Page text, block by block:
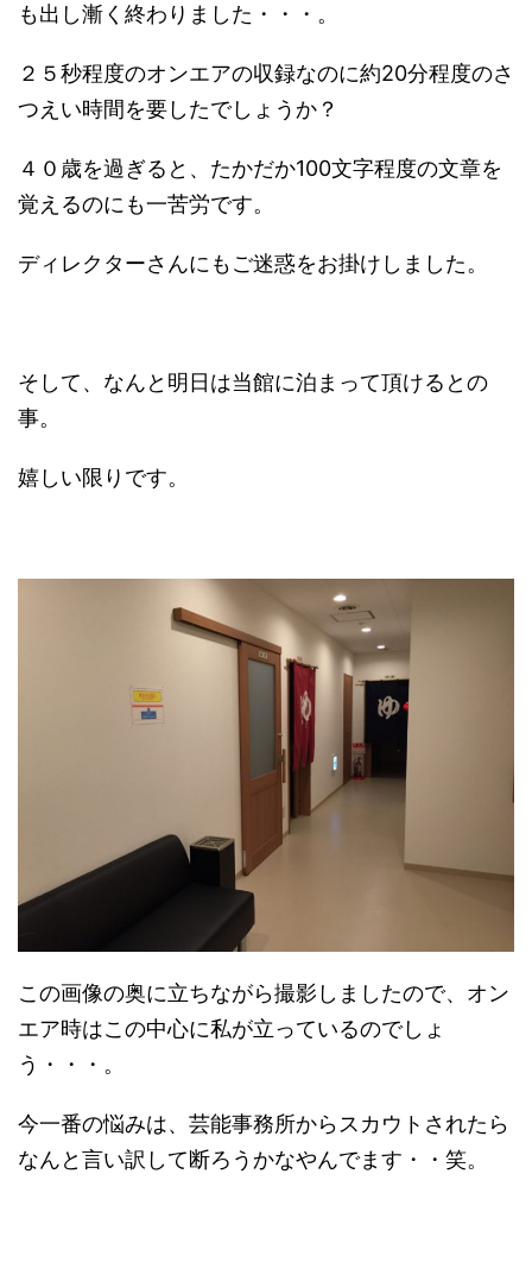
も出し漸く終わりました・・・。
２５秒程度のオンエアの収録なのに約20分程度のさ
つえい時間を要したでしょうか？
４０歳を過ぎると、たかだか100文字程度の文章を
覚えるのにも一苦労です。
ディレクターさんにもご迷惑をお掛けしました。
そして、なんと明日は当館に泊まって頂けるとの
事。
嬉しい限りです。
この画像の奥に立ちながら撮影しましたので、オン
エア時はこの中心に私が立っているのでしょ
う・・・。
今一番の悩みは、芸能事務所からスカウトされたら
なんと言い訳して断ろうかなやんでます・・笑。